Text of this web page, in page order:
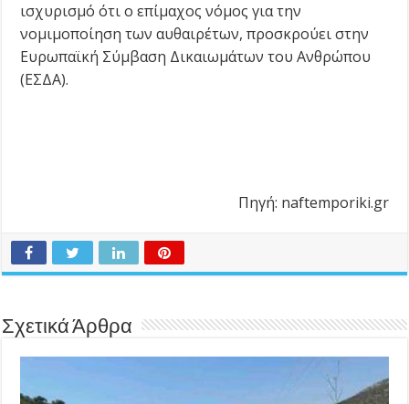
ισχυρισμό ότι ο επίμαχος νόμος για την
νομιμοποίηση των αυθαιρέτων, προσκρούει στην
Ευρωπαϊκή Σύμβαση Δικαιωμάτων του Ανθρώπου
(ΕΣΔΑ).
Πηγή: naftemporiki.gr
Σχετικά Άρθρα